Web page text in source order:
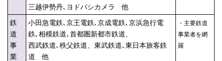
三越伊勢丹､ヨドバシカメラ 他
鉄
道
事
業
小田急電鉄､京王電鉄､京成電鉄､京浜急行電
鉄､相模鉄道､首都圏新都市鉄道、
西武鉄道､秩父鉄道、東武鉄道､東日本旅客鉄
道 他
・主要鉄道
事業者を網
羅